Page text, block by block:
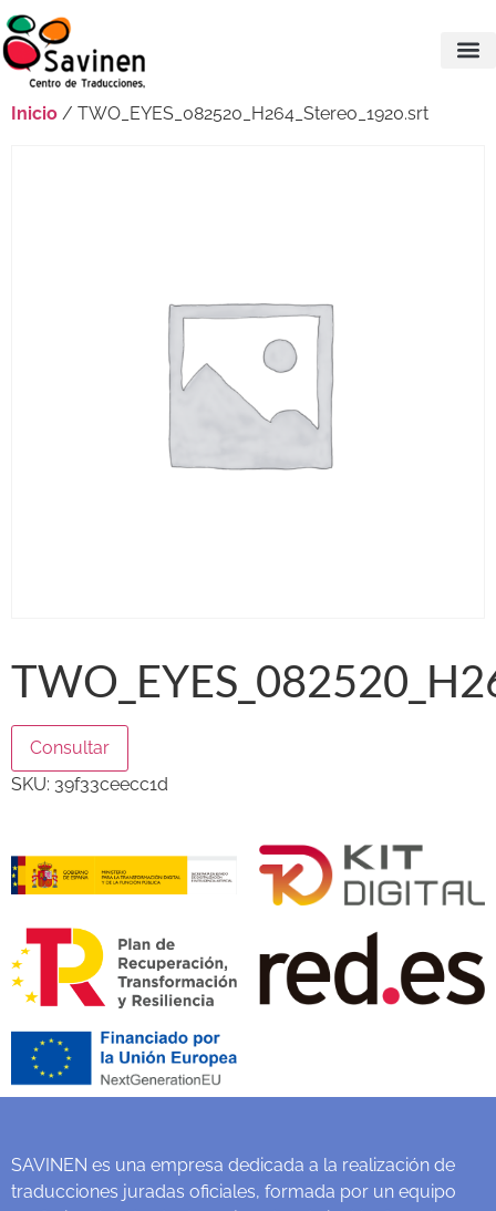
Inicio / TWO_EYES_082520_H264_Stereo_1920.srt
Consultar
SKU: 39f33ceecc1d
SAVINEN es una empresa dedicada a la realización de
traducciones juradas oficiales, formada por un equipo